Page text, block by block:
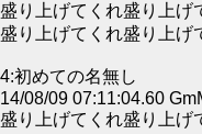
盛り上げてくれ盛り上げ
盛り上げてくれ盛り上げ
4:初めての名無し
14/08/09 07:11:04.60
盛り上げてくれ盛り上げ